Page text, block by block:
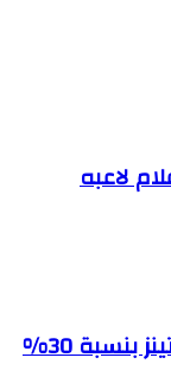
لاعبه
بنسبة 30%